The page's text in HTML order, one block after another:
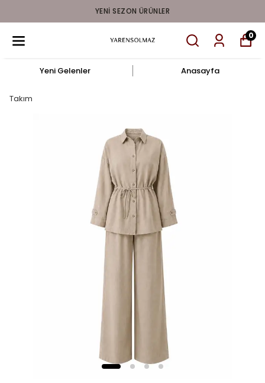
YENI SEZON ÜRÜNLER
0
Yeni Gelenler Anasayfa
Takım